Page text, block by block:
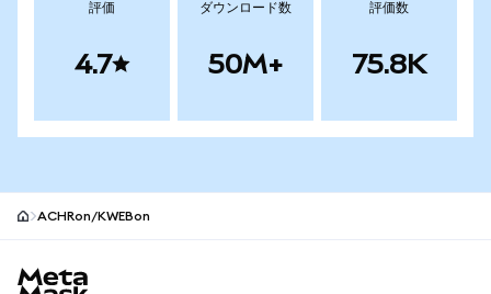
評価
4.7
ダウンロード数
50M+
評価数
75.8K
ACHRon/KWEBon